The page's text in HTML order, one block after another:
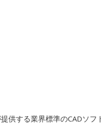
供する業界標準のCADソ